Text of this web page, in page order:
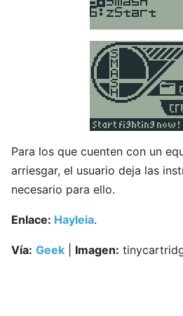
Para los que cuenten con un
arriesgar, el usuario deja las
necesario para ello.
Enlace: Hayleia.
Vía: Geek Imagen: